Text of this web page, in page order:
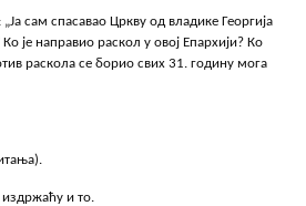
сам спасавао Цркву од владике Георгија
је направио раскол у овој Епархији? Ко
раскола се борио свих 31. годину мога
и то.